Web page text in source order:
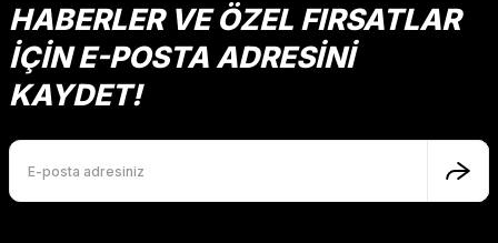
HABERLER VE ÖZEL FIRSATLAR
İÇİN E-POSTA ADRESİNİ
KAYDET!